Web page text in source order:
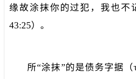
缘故涂抹你的过犯，我也不
43:25）。
所“涂抹”的是债务字据 （